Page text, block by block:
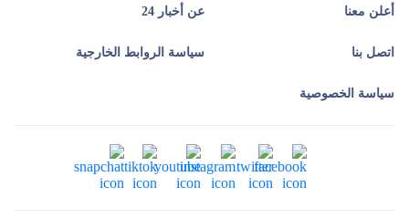
أعلن معنا عن أخبار 24
اتصل بنا سياسة الروابط الخارجية
سياسة الخصوصية